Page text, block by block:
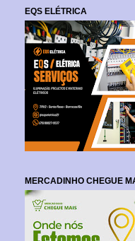
EQS ELÉTRICA
MERCADINHO CHEGUE